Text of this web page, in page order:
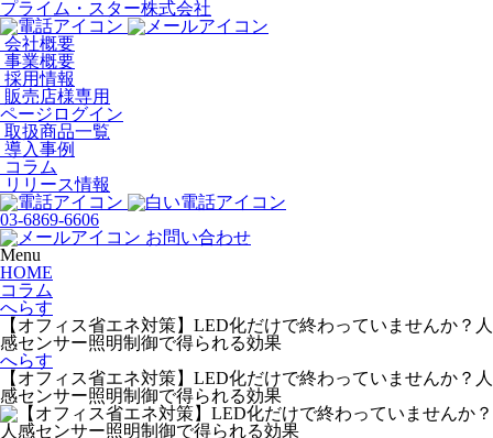
プライム・スター株式会社
会社概要
事業概要
採用情報
販売店様専用
ページログイン
取扱商品一覧
導入事例
コラム
リリース情報
03-6869-6606
お問い合わせ
Menu
HOME
コラム
へらす
【オフィス省エネ対策】LED化だけで終わっていませんか？人
感センサー照明制御で得られる効果
へらす
【オフィス省エネ対策】LED化だけで終わっていませんか？人
感センサー照明制御で得られる効果